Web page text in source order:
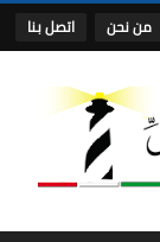
من نحن اتصل بنا